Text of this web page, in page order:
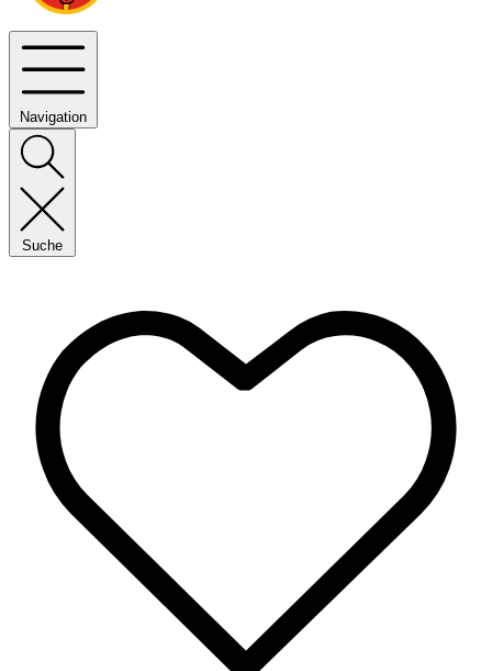
Navigation
Suche